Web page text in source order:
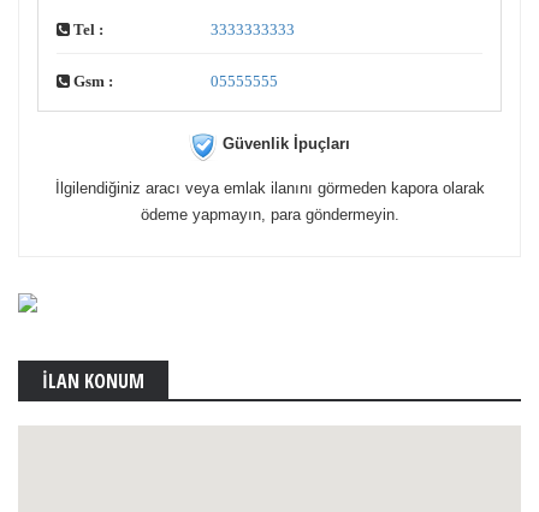
Tel : 3333333333
Gsm : 05555555
Güvenlik İpuçları
İlgilendiğiniz aracı veya emlak ilanını görmeden kapora olarak
ödeme yapmayın, para göndermeyin.
İLAN KONUM